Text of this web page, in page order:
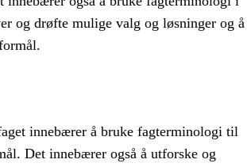
og drøfte mulige valg og løsninger og å
innebærer å bruke fagterminologi til
Det innebærer også å utforske og